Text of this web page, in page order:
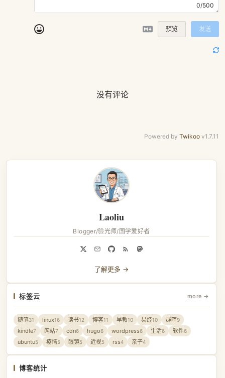
0/500
预览 发送
没有评论
Powered by Twikoo v1.7.11
Laoliu
Blogger/验光师/国学爱好者
了解更多 →
标签云 more →
随笔31 linux16 读书12 博客11 早教10 易经10 群晖9
kindle7 网站7 cdn6 hugo6 wordpress6 生活6 软件6
ubuntu5 疫情5 眼镜5 近视5 rss4 亲子4
博客统计